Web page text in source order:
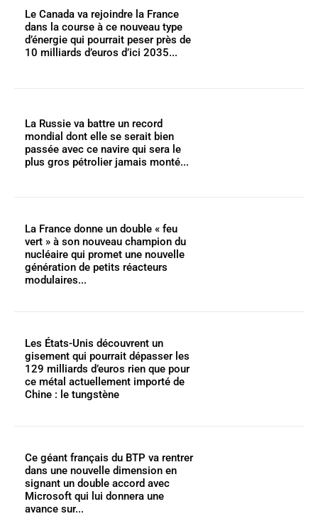
Le Canada va rejoindre la France
dans la course à ce nouveau type
d’énergie qui pourrait peser près de
10 milliards d’euros d’ici 2035...
La Russie va battre un record
mondial dont elle se serait bien
passée avec ce navire qui sera le
plus gros pétrolier jamais monté...
La France donne un double « feu
vert » à son nouveau champion du
nucléaire qui promet une nouvelle
génération de petits réacteurs
modulaires...
Les États-Unis découvrent un
gisement qui pourrait dépasser les
129 milliards d’euros rien que pour
ce métal actuellement importé de
Chine : le tungstène
Ce géant français du BTP va rentrer
dans une nouvelle dimension en
signant un double accord avec
Microsoft qui lui donnera une
avance sur...